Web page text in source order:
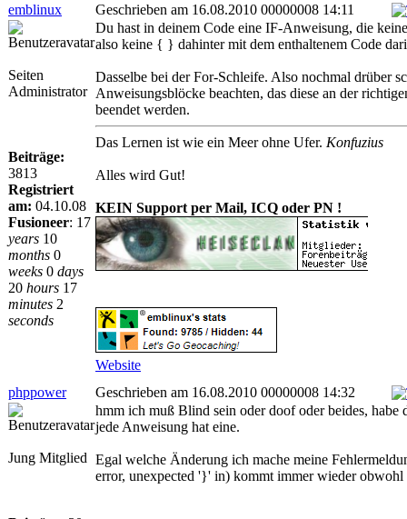
emblinux Geschrieben am 16.08.2010 00000008 14:11
Seiten
Administrator
Beiträge:
3813
Registriert
am: 04.10.08
Fusioneer: 17
years 10
months 0
weeks 0 days
20 hours 17
minutes 2
seconds
Du hast in deinem Code eine IF-Anweisung, die
also keine { } dahinter mit dem enthaltenem Code
Dasselbe bei der For-Schleife. Also nochmal drüber
Anweisungsblöcke beachten, das diese an der
beendet werden.
Das Lernen ist wie ein Meer ohne Ufer. Konfuzius
Alles wird Gut!
KEIN Support per Mail, ICQ oder PN !
Website
phppower
Geschrieben am 16.08.2010 00000008 14:32
Jung Mitglied
hmm ich muß Blind sein oder doof oder beides,
jede Anweisung hat eine.
Egal welche Änderung ich mache meine
error, unexpected '}' in) kommt immer wieder obwohl